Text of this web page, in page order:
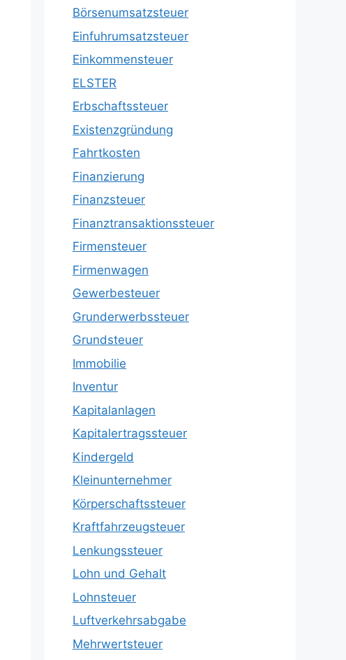
Börsenumsatzsteuer
Einfuhrumsatzsteuer
Einkommensteuer
ELSTER
Erbschaftssteuer
Existenzgründung
Fahrtkosten
Finanzierung
Finanzsteuer
Finanztransaktionssteuer
Firmensteuer
Firmenwagen
Gewerbesteuer
Grunderwerbssteuer
Grundsteuer
Immobilie
Inventur
Kapitalanlagen
Kapitalertragssteuer
Kindergeld
Kleinunternehmer
Körperschaftssteuer
Kraftfahrzeugsteuer
Lenkungssteuer
Lohn und Gehalt
Lohnsteuer
Luftverkehrsabgabe
Mehrwertsteuer